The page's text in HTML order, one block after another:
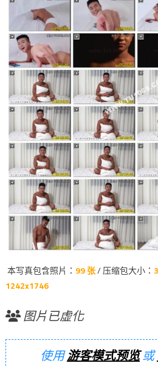
本写真包含照片： 99 张/ 压缩包大小：
1242x1746
图片已虚化
使用游客模式预览或